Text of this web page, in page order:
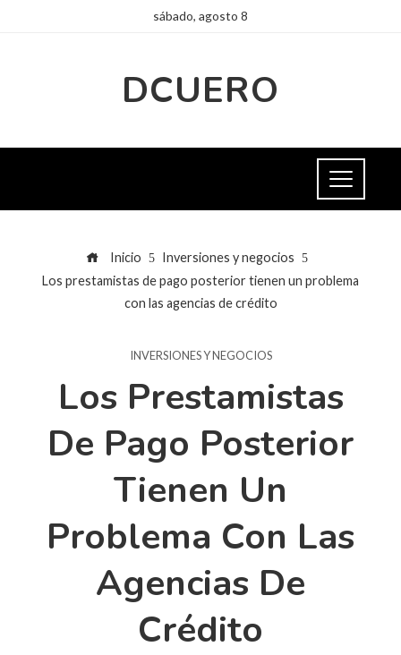
sábado, agosto 8
DCUERO
Inicio
Inversiones y negocios
Los prestamistas de pago posterior tienen un problema
con las agencias de crédito
INVERSIONES Y NEGOCIOS
Los Prestamistas
De Pago Posterior
Tienen Un
Problema Con Las
Agencias De
Crédito